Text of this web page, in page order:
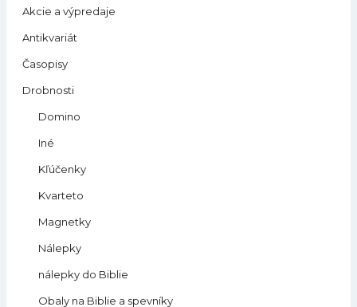
Akcie a výpredaje
Antikvariát
Časopisy
Drobnosti
Domino
Iné
Kľúčenky
Kvarteto
Magnetky
Nálepky
nálepky do Biblie
Obaly na Biblie a spevníky